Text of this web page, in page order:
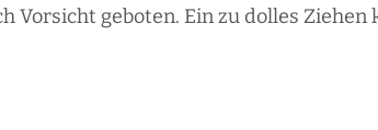
Vorsicht geboten. Ein zu dolles Ziehen